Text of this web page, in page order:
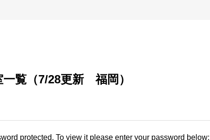
ンの
覧（7/28更新 福岡）
protected. To view it please enter your password below: